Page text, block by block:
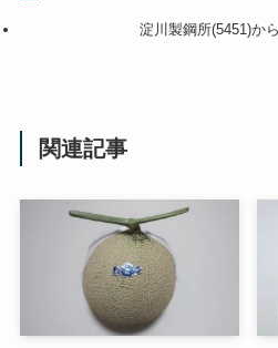
淀川製鋼所(5451)か
関連記事